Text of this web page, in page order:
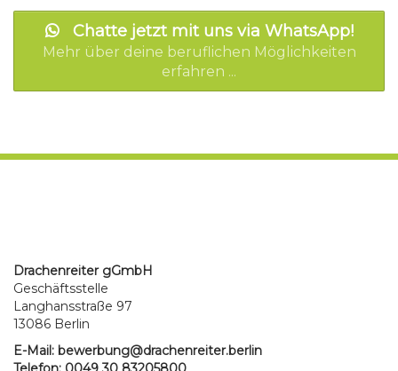
Chatte jetzt mit uns via WhatsApp!
Mehr über deine beruflichen Möglichkeiten
erfahren ...
Drachenreiter gGmbH
Geschäftsstelle
Langhansstraße 97
13086 Berlin
E-Mail: bewerbung@drachenreiter.berlin